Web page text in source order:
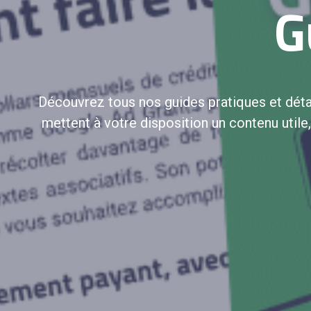
Découvrez tous nos guides pratiques et
mettent à votre disposition un contenu